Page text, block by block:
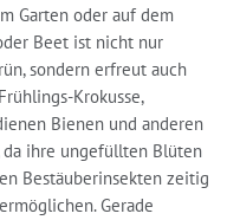
Garten oder auf dem
Beet ist nicht nur
sondern erfreut auch
Krokusse,
Bienen und anderen
da ihre ungefüllten Blüten
Bestäuberinsekten zeitig
Gerade